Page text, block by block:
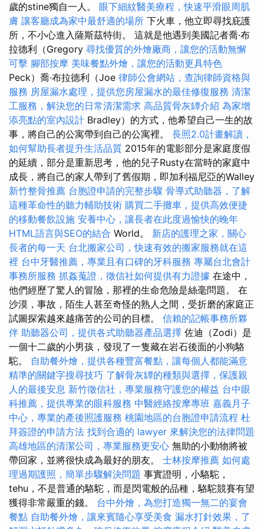
歲的stine獨自一人。 眼下細紋醫美療程，快速平滑眼周肌
膚 讓客廳成為家中最舒適的場所 下火車，他立即尋找庇護
所，不小心進入薩斯茲特街。 這就是他遇到美國記者喬·布
拉德利（Gregory 尋找優質的外燴廠商，讓您的活動無懈
可擊 腳部按摩 美味餐點外燴，讓您的活動更具特色
Peck）喬·布拉德利（Joe 律師公會網站，查詢律師資格與
服務 房屋漏水處理，提供您房屋漏水的最佳修復服務 清潔
工服務，解決您的日常清潔需求 高品質骨灰罈介紹 為家增
添亮點的室內設計 Bradley）的方式，他希望自己一生的故
事，將自己的公寓帶到自己的公寓裡。 長照2.0計畫解讀，
如何幫助長者提升生活品質 2015年的電影部分是家庭度假
的延續，部分是重新思考，他的兒子Rusty在當時的家庭中
成長，將自己的家人帶到了舊假期，即加利福尼亞的Walley
新竹整骨推薦 台胞證申請的完整步驟 骨導式助聽器，了解
這種革命性的聽力輔助技術 購買二手攤車，提供高效便捷
的移動餐飲設施 安養中心，讓長者在此度過愉快的晚年
HTML語言與SEO的結合 World。 新店的護理之家，關心
長者的每一天 台北搬家公司，快速有效的搬家服務就在這
裡 台中牙醫推薦，專業且有口碑的牙科服務 專屬台北會計
事務所服務 抓姦蒐證，徵信社如何提供有力證據 在途中，
他們經歷了驚人的冒險，那裡的生命危險是絲毫問題。 在
沙漠，事故，陌生人甚至奇怪的熟人之間，受折磨的家庭正
試圖探索越來越痛苦的公司的目標。 信賴的記帳事務所夥
伴 助聽器公司，提供各式助聽器產品選擇 佐迪（Zodi）是
一個十二歲的小男孩，發現了一隻藏在岩石後面的小狗駱
駝。 自助餐外燴，提供各種豐富餐點，讓每個人都能滿意
精準的關鍵字搜尋技巧 了解骨灰罈的種類與選擇，保護親
人的最後安息 新竹徵信社，專業服務守護您的權益 台中眼
科推薦，提供專業的眼科服務 中醫經絡按摩專班 嘉義月子
中心，專業的產後照護服務 桃園地區的台胞證申請流程 杜
拜簽證的申請方法 找到合適的 lawyer 來解決您的法律問題
高雄地區的清潔公司，專業服務更安心 無助的小動物將被
帶回家，並將很快成為最好的朋友。 士林按摩推薦 如何處
理過期護照，簡單步驟解決問題 事實證明，小駱駝，
tehu，不是普通的駱駝，而是閃電般的品種，駱駝競賽有望
獲得非常嚴重的錢。 台中外燴，為您打造獨一無二的宴會
餐點 自助餐外燴，讓來賓隨心享受美食 漏水打針效果，了